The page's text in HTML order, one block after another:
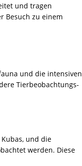
und tragen
Besuch zu einem
und die intensiven
Tierbeobachtungs-
und die
werden. Diese